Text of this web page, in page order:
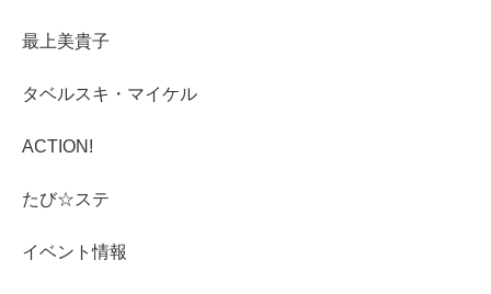
最上美貴子
タベルスキ・マイケル
ACTION!
たび☆ステ
イベント情報